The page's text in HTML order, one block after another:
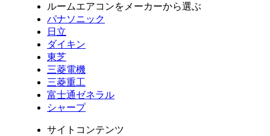
ルームエアコンをメーカーから選ぶ
パナソニック
日立
ダイキン
東芝
三菱電機
三菱重工
富士通ゼネラル
シャープ
サイトコンテンツ